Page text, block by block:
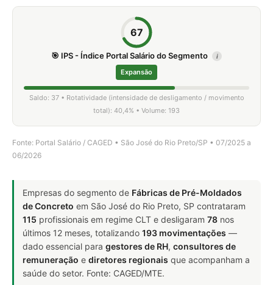
67
🎯 IPS - Índice Portal Salário do Segmento i
Expansão
Saldo: 37 • Rotatividade (intensidade de desligamento / movimento
total): 40,4% • Volume: 193
Fonte: Portal Salário / CAGED • São José do Rio Preto/SP • 07/2025 a
06/2026
Empresas do segmento de Fábricas de Pré-Moldados
de Concreto em São José do Rio Preto, SP contrataram
115 profissionais em regime CLT e desligaram 78 nos
últimos 12 meses, totalizando 193 movimentações —
dado essencial para gestores de RH, consultores de
remuneração e diretores regionais que acompanham a
saúde do setor. Fonte: CAGED/MTE.